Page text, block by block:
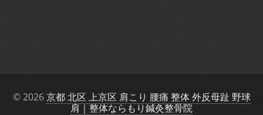
© 2026京都 北区 上京区 肩こり 腰痛 整体 外反母趾 野球
肩｜整体ならもり鍼灸整骨院